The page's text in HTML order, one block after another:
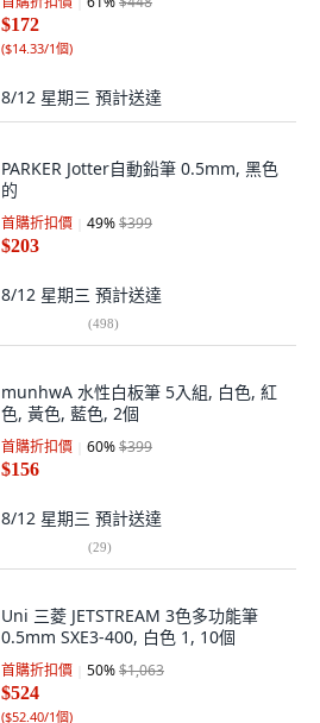
$172
($14.33/1個)
8/12 星期三 預計送達
PARKER Jotter自動鉛筆 0.5mm, 黑色
的
首購折扣價 49%$399
$203
8/12 星期三 預計送達
(498)
munhwA 水性白板筆 5入組, 白色, 紅
色, 黃色, 藍色, 2個
首購折扣價 60%$399
$156
8/12 星期三 預計送達
(29)
Uni 三菱 JETSTREAM 3色多功能筆
0.5mm SXE3-400, 白色 1, 10個
首購折扣價 50%$1,063
$524
($52.40/1個)